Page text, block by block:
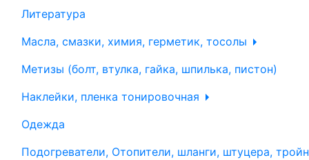
Литература
Масла, смазки, химия, герметик, тосолы
Метизы (болт, втулка, гайка, шпилька, пистон)
Наклейки, пленка тонировочная
Одежда
Подогреватели, Отопители, шланги, штуцера,